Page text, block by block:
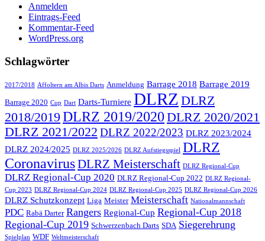
Anmelden
Eintrags-Feed
Kommentar-Feed
WordPress.org
Schlagwörter
2017/2018 Affoltern am Albis Darts Anmeldung Barrage 2018 Barrage 2019
Barrage 2020 Cup Dart Darts-Turniere DLRZ DLRZ
2018/2019 DLRZ 2019/2020 DLRZ 2020/2021
DLRZ 2021/2022 DLRZ 2022/2023 DLRZ 2023/2024
DLRZ 2024/2025 DLRZ 2025/2026 DLRZ Aufstiegsspiel DLRZ
CoronavirusDLRZ Meisterschaft DLRZ Regional-Cup
DLRZ Regional-Cup 2020 DLRZ Regional-Cup 2022 DLRZ Regional-
Cup 2023 DLRZ Regional-Cup 2024 DLRZ Regional-Cup 2025 DLRZ Regional-Cup 2026
DLRZ Schutzkonzept Liga Meister Meisterschaft Nationalmannschaft
PDC Rabä Darter Rangers Regional-Cup Regional-Cup 2018
Regional-Cup 2019 Schwerzenbach Darts SDA Siegerehrung
Spielplan WDF Weltmeisterschaft